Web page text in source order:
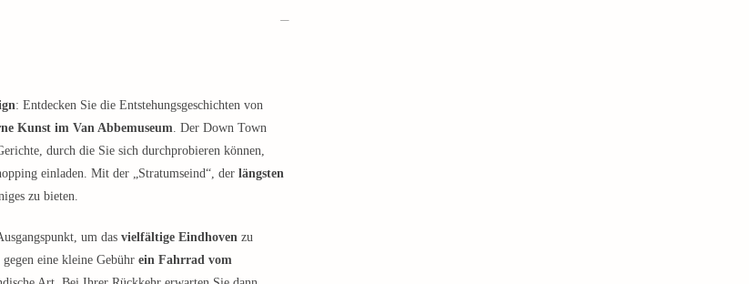
: Entdecken Sie die Entstehungsgeschichten von
Kunst im Van Abbemuseum . Der Down Town
durch die Sie sich durchprobieren können,
einladen. Mit der „Stratumseind“, der längsten
zu bieten.
um das vielfältige Eindhoven zu
eine kleine Gebühr ein Fahrrad vom